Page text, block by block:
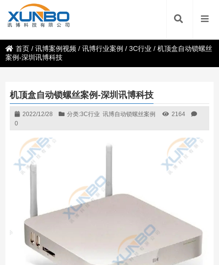
首页 /讯博案例视频 /讯博行业案例 /3C行业 /机顶盒自动锁螺丝
案例-深圳讯博科技
机顶盒自动锁螺丝案例-深圳讯博科技
2022/12/28 分类:3C行业 讯博自动锁螺丝案例
2164
0